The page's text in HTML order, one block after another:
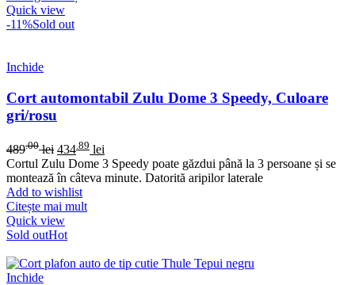
Quick view
-11%Sold out
Inchide
Cort automontabil Zulu Dome 3 Speedy, Culoare
gri/rosu
489.00 lei 434 .89 lei
Cortul Zulu Dome 3 Speedy poate găzdui până la 3 persoane și se
montează în câteva minute. Datorită aripilor laterale
Add to wishlist
Citește mai mult
Quick view
Sold outHot
Inchide